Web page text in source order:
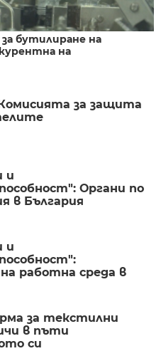
бутилиране на
на
за защита
и
Органи по
в България
и
работна среда в
за текстилни
в пъти
си